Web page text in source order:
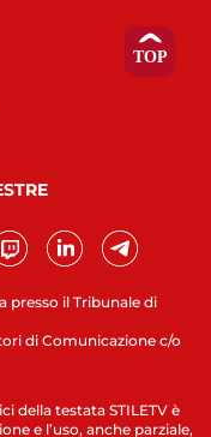
presso il Tribunale di
di Comunicazione c/o
della testata STILETV è
e l’uso, anche parziale,